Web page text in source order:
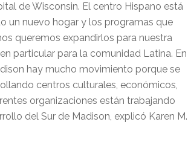
de Wisconsin. El centro Hispano está
un nuevo hogar y los programas que
queremos expandirlos para nuestra
particular para la comunidad Latina. En
hay mucho movimiento porque se
centros culturales, económicos,
organizaciones están trabajando
del Sur de Madison, explicó Karen M.